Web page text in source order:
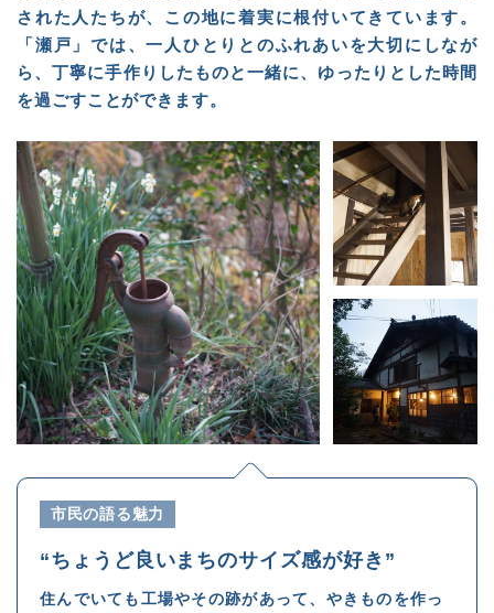
された人たちが、この地に着実に根付いてきています。
「瀬戸」では、一人ひとりとのふれあいを大切にしなが
ら、丁寧に手作りしたものと一緒に、ゆったりとした時間
を過ごすことができます。
市民の語る魅力
“ちょうど良いまちのサイズ感が好き”
住んでいても工場やその跡があって、やきものを作っ